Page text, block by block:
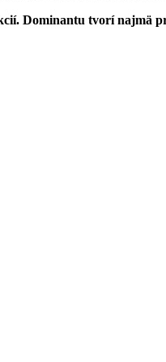
Dominantu tvorí najmä